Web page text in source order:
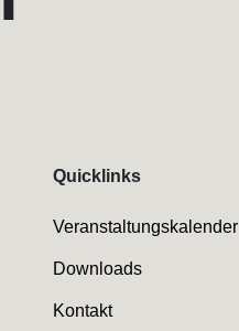
Quicklinks
Veranstaltungskalender
Downloads
Kontakt